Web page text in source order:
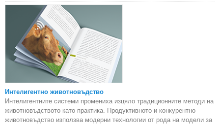
Интелигентно животновъдство
Интелигентните системи промениха изцяло традиционните методи на
животновъдството като практика. Продуктивното и конкурентно
животновъдство използва модерни технологии от рода на модели за